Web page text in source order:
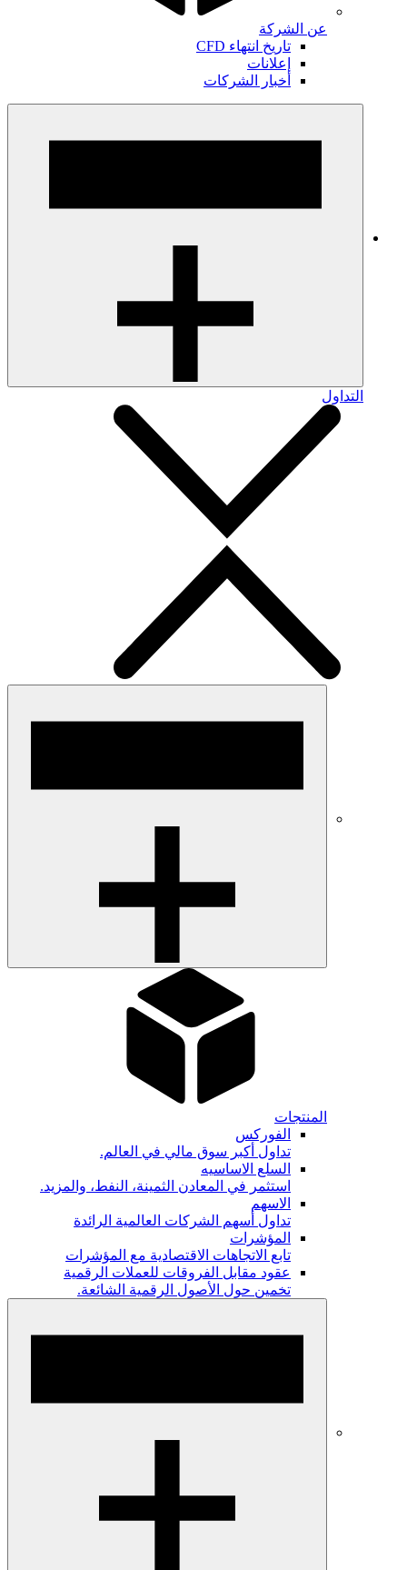
عن الشركة
تاريخ انتهاء CFD
إعلانات
أخبار الشركات
التداول
المنتجات
الفوركس
تداول أكبر سوق مالي في العالم.
السلع الاساسيه
استثمر في المعادن الثمينة، النفط، والمزيد.
الاسهم
تداول أسهم الشركات العالمية الرائدة
المؤشرات
تابع الاتجاهات الاقتصادية مع المؤشرات
عقود مقابل الفروقات للعملات الرقمية
تخمين حول الأصول الرقمية الشائعة.